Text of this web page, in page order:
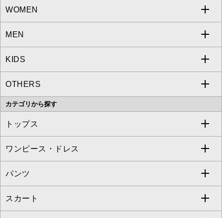
WOMEN
a.v.v
MICHEL KLEIN
MK MICHEL KLEIN
OFUON le MK
MEN
a.v.v
MICHEL KLEIN HOMME
MK MICHEL KLEIN HOMME
KIDS
a.v.v
OTHERS
MK MICHEL KLEIN BAG
カテゴリから探す
トップス
すべてのトップス
カットソー・Tシャツ
ブラウス・シャツ
ワンピース・ドレス
すべてのワンピース・ドレス
ワンピース
パンツ
すべてのパンツ
スカート